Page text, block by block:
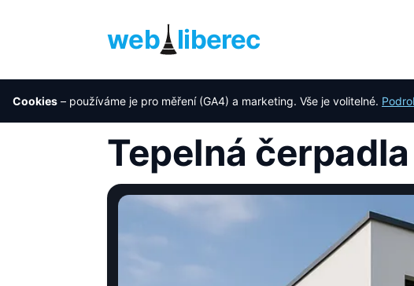
web liberec
Cookies – používáme je pro měření (GA4) a marketing. Vše je volitelné.
Úvod › Reference Tepelná čerpadla
Tepelná čerpadla